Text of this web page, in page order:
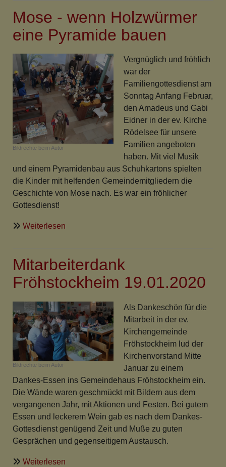
Kirchturm
Fröhstockheim
Mose - wenn Holzwürmer
eine Pyramide bauen
Bildrechte beim Autor
Vergnüglich und fröhlich
war der
Familiengottesdienst am
Sonntag Anfang Februar,
den Amadeus und Gabi
Eidner in der ev. Kirche
Rödelsee für unsere
Familien angeboten
haben. Mit viel Musik
und einem Pyramidenbau aus Schuhkartons spielten
die Kinder mit helfenden Gemeindemitgliedern die
Geschichte von Mose nach. Es war ein fröhlicher
Gottesdienst!
Weiterlesen
wenn
eine
bauen
Mitarbeiterdank
Fröhstockheim 19.01.2020
Bildrechte beim Autor
Als Dankeschön für die
Mitarbeit in der ev.
Kirchengemeinde
Fröhstockheim lud der
Kirchenvorstand Mitte
Januar zu einem
Dankes-Essen ins Gemeindehaus Fröhstockheim ein.
Die Wände waren geschmückt mit Bildern aus dem
vergangenen Jahr, mit Aktionen und Festen. Bei gutem
Essen und leckerem Wein gab es nach dem Dankes-
Gottesdienst genügend Zeit und Muße zu guten
Gesprächen und gegenseitigem Austausch.
Weiterlesen